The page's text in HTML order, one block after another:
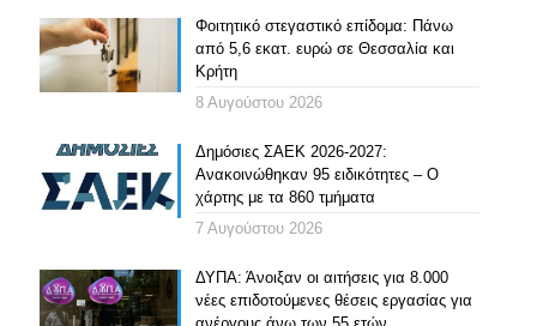
Φοιτητικό στεγαστικό επίδομα: Πάνω
από 5,6 εκατ. ευρώ σε Θεσσαλία και
Κρήτη
8 Αυγούστου 2026
Δημόσιες ΣΑΕΚ 2026-2027:
Ανακοινώθηκαν 95 ειδικότητες – Ο
χάρτης με τα 860 τμήματα
7 Αυγούστου 2026
ΔΥΠΑ: Άνοιξαν οι αιτήσεις για 8.000
νέες επιδοτούμενες θέσεις εργασίας για
ανέργους άνω των 55 ετών